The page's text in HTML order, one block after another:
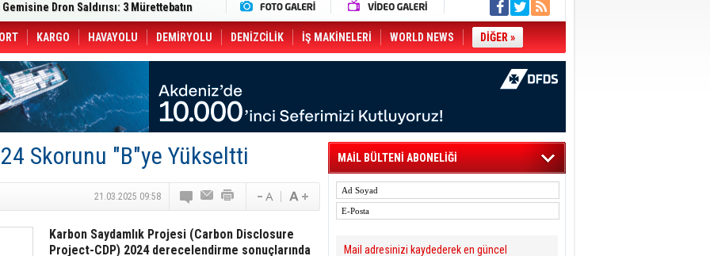
CCO'su Oldu
49 Destinasyonda İndirimli Taşıma
Aybir Lojistik Filosuna Katıldı
Dergi)
Yönetimini Dijitalleştiriyor
in June, Up 8.5%
ile Güçlendirdi
Saadia Zahidi Getirildi. IATA Tarihinde İlk
Zahidi as Director General
Ankara ile Hizmet Ağını Güçlendirdi
KARGO HAVAYOLU DEMİRYOLU DENİZCİLİK İŞ MAKİNELERİ WORLD NEWS DİĞER »
Skorunu "B"ye Yükseltti
21.03.2025 09:58
Karbon Saydamlık Projesi (Carbon Disclosure
Project-CDP) 2024 derecelendirme sonuçlarında
MAİL BÜLTENİ ABONELİĞİ
Mail adresinizi kaydederek en güncel